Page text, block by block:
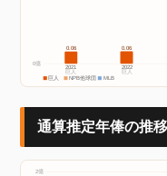
0億
0.06
2021
巨人
0.06
2022
巨人
巨人
NPB他球団 MLB
通算推定年俸の推
2億